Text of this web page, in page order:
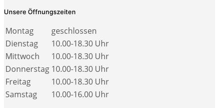
Unsere Öffnungszeiten
Montag
geschlossen
Dienstag
10.00-18.30 Uhr
Mittwoch
10.00-18.30 Uhr
Donnerstag 10.00-18.30 Uhr
Freitag
10.00-18.30 Uhr
Samstag
10.00-16.00 Uhr